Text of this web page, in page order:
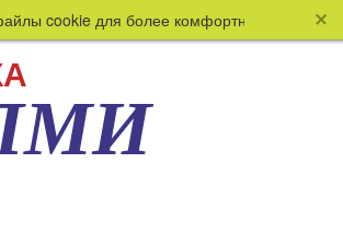
cookie для более комфортной работы